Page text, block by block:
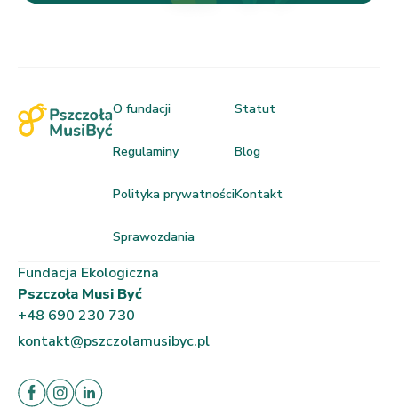
O fundacji
Regulaminy
Polityka prywatności
Sprawozdania
Statut
Blog
Kontakt
Fundacja Ekologiczna
Pszczoła Musi Być
+48 690 230 730
kontakt@pszczolamusibyc.pl